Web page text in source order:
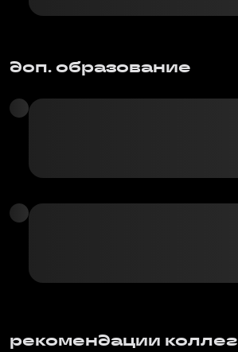
доп. образование
рекомендации коллег